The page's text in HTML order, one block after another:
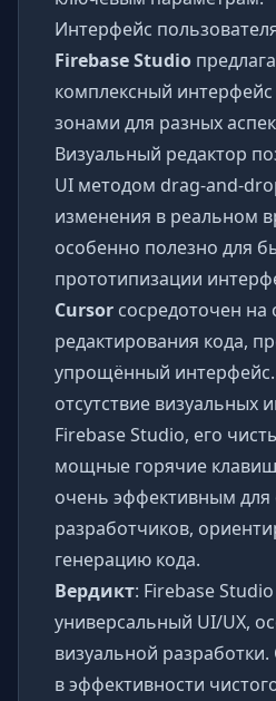
Интерфейс
Firebase Studio
комплексный
зонами для разных
Визуальный редактор
UI методом drag-and-
изменения в реальном
особенно полезно для
прототипизации
Cursor сосредоточен на
редактирования кода,
упрощённый
отсутствие визуальных
Firebase Studio, его
мощные горячие
очень эффективным
разработчиков,
генерацию кода.
Вердикт: Firebase
универсальный UI/UX,
визуальной
в эффективности